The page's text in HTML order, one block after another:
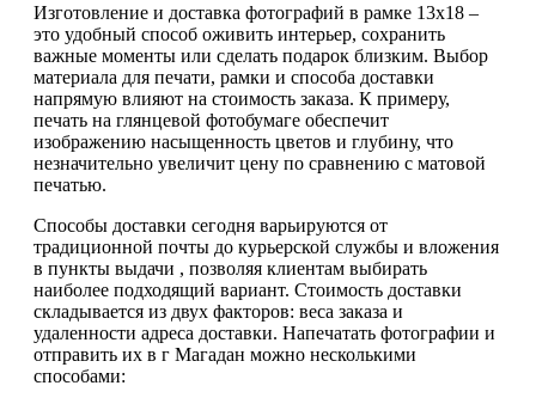
Изготовление и доставка фотографий в рамке 13х18 –
это удобный способ оживить интерьер, сохранить
важные моменты или сделать подарок близким. Выбор
материала для печати, рамки и способа доставки
напрямую влияют на стоимость заказа. К примеру,
печать на глянцевой фотобумаге обеспечит
изображению насыщенность цветов и глубину, что
незначительно увеличит цену по сравнению с матовой
печатью.
Способы доставки сегодня варьируются от
традиционной почты до курьерской службы и вложения
в пункты выдачи , позволяя клиентам выбирать
наиболее подходящий вариант. Стоимость доставки
складывается из двух факторов: веса заказа и
удаленности адреса доставки. Напечатать фотографии и
отправить их в г Магадан можно несколькими
способами: